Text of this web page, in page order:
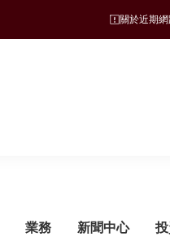
關於近期
業務 新聞中心